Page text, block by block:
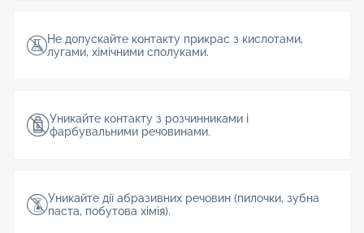
Не допускайте контакту прикрас з кислотами,
лугами, хімічними сполуками.
Уникайте контакту з розчинниками і
фарбувальними речовинами.
Уникайте дії абразивних речовин (пилочки, зубна
паста, побутова хімія).